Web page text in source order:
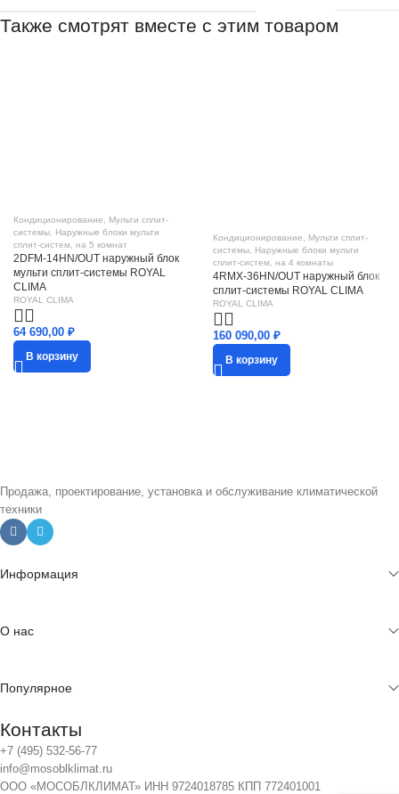
Также смотрят вместе с этим товаром
Кондиционирование, Мульти сплит-
системы, Наружные блоки мульти
сплит-систем, на 5 комнат
2DFM-14HN/OUT наружный блок
мульти сплит-системы ROYAL
CLIMA
ROYAL CLIMA
64 690,00 ₽
В корзину
Кондиционирование
Мульти сплит-
системы
Наружные блоки мульти
сплит-систем
на 4 комнаты
4RMX-36HN/OUT наружный блок
сплит-системы ROYAL CLIMA
ROYAL CLIMA
160 090,00 ₽
В корзину
Продажа, проектирование, установка и обслуживание климатической
техники
Информация
О нас
Популярное
Контакты
+7 (495) 532-56-77
info@mosoblklimat.ru
ООО «МОСОБЛКЛИМАТ» ИНН 9724018785 КПП 772401001